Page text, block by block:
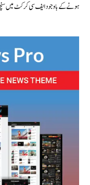
ہونے کے باوجود ایف سی کرکٹ میں